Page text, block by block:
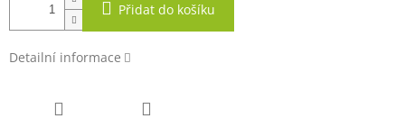
Přidat do košíku
Detailní informace